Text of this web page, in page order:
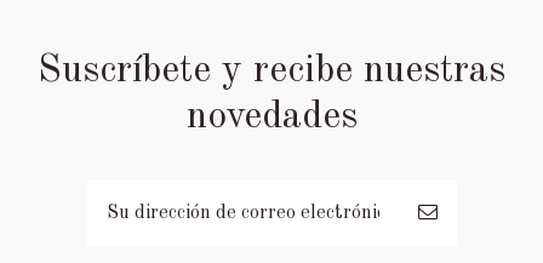
Suscríbete y recibe nuestras
novedades